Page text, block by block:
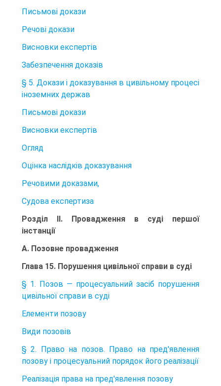
Письмові докази
Речові докази
Висновки експертів
Забезпечення доказів
§ 5. Докази і доказування в цивільному процесі
іноземних держав
Письмові докази
Висновки експертів
Огляд
Оцінка наслідків доказування
Речовими доказами,
Судова експертиза
Розділ II. Провадження в суді першої
інстанції
А. Позовне провадження
Глава 15. Порушення цивільної справи в суді
§ 1. Позов — процесуальний засіб порушення
цивільної справи в суді
Елементи позову
Види позовів
§ 2. Право на позов. Право на пред'явлення
позову і процесуальний порядок його реалізації
Реалізація права на пред'явлення позову